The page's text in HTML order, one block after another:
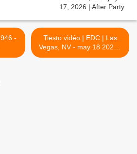
Tiësto vidéo | EDC | Las
Vegas, NV - may 18 2025 -
Special In Search of